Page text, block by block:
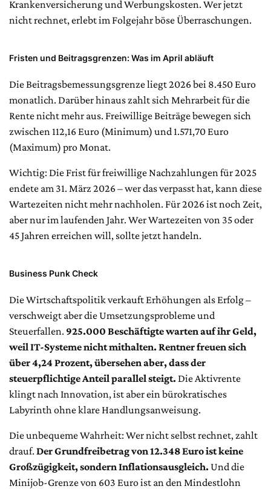
Krankenversicherung und Werbungskosten. Wer jetzt
nicht rechnet, erlebt im Folgejahr böse Überraschungen.
Fristen und Beitragsgrenzen: Was im April abläuft
Die Beitragsbemessungsgrenze liegt 2026 bei 8.450 Euro
monatlich. Darüber hinaus zahlt sich Mehrarbeit für die
Rente nicht mehr aus. Freiwillige Beiträge bewegen sich
zwischen 112,16 Euro (Minimum) und 1.571,70 Euro
(Maximum) pro Monat.
Wichtig: Die Frist für freiwillige Nachzahlungen für 2025
endete am 31. März 2026 – wer das verpasst hat, kann diese
Wartezeiten nicht mehr nachholen. Für 2026 ist noch Zeit,
aber nur im laufenden Jahr. Wer Wartezeiten von 35 oder
45 Jahren erreichen will, sollte jetzt handeln.
Business Punk Check
Die Wirtschaftspolitik verkauft Erhöhungen als Erfolg –
verschweigt aber die Umsetzungsprobleme und
Steuerfallen. 925.000 Beschäftigte warten auf ihr Geld,
weil IT-Systeme nicht mithalten. Rentner freuen sich
über 4,24 Prozent, übersehen aber, dass der
steuerpflichtige Anteil parallel steigt. Die Aktivrente
klingt nach Innovation, ist aber ein bürokratisches
Labyrinth ohne klare Handlungsanweisung.
Die unbequeme Wahrheit: Wer nicht selbst rechnet, zahlt
drauf. Der Grundfreibetrag von 12.348 Euro ist keine
Großzügigkeit, sondern Inflationsausgleich. Und die
Minijob-Grenze von 603 Euro ist an den Mindestlohn